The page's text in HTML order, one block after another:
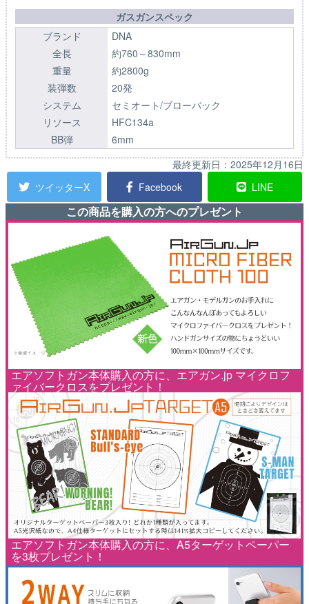
ガスガンスペック
ブランド
DNA
全長
約760～830mm
重量
約2800g
装弾数
20発
システム
セミオート/ブローバック
リソース
HFC134a
BB弾
6mm
最終更新日： 2025年12月16日
ツイッターX
Facebook LINE
この商品を購入の方へのプレゼント
エアソフトガン本体購入の方に、エアガン.jp マイクロフ
ァイバークロスをプレゼント！
エアソフトガン本体購入の方に、A5ターゲットペーパー
を3枚プレゼント！